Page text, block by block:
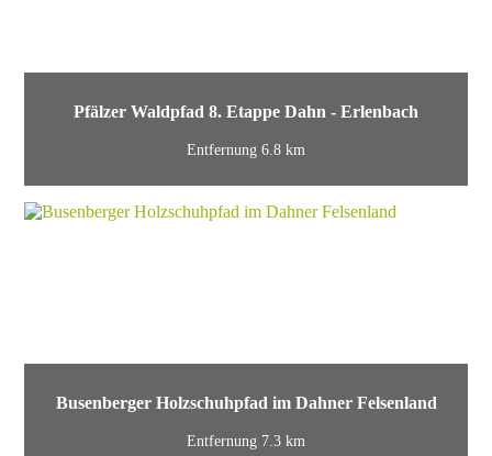
Pfälzer Waldpfad 8. Etappe Dahn - Erlenbach
Entfernung 6.8 km
Busenberger Holzschuhpfad im Dahner Felsenland
Entfernung 7.3 km